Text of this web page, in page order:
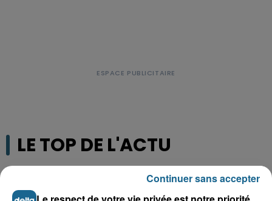
LE TOP DE L'ACTU
Continuer sans accepter